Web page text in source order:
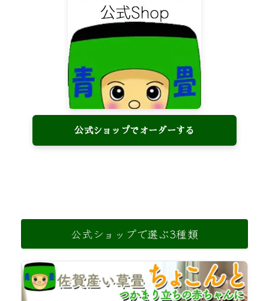
公式ショップでオーダーする
公式ショップで選ぶ3種類